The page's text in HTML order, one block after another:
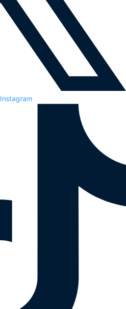
Instagram